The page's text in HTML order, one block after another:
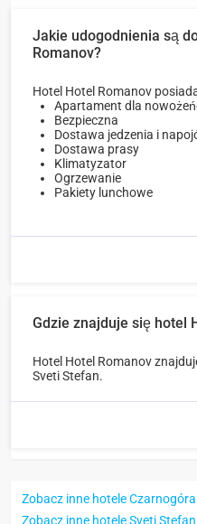
Jakie udogodnienia są
Romanov?
Hotel Hotel Romanov
Apartament dla
Bezpieczna
Dostawa jedzenia i
Dostawa prasy
Klimatyzator
Ogrzewanie
Pakiety lunchowe
Gdzie znajduje się hotel
Hotel Hotel Romanov
Sveti Stefan.
Zobacz inne hotele Czarnogóra
Zobacz inne hotele Sveti Stefan